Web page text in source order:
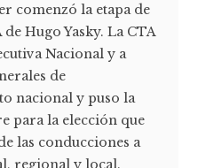
comenzó la etapa de
Hugo Yasky. La CTA
Nacional y a
de
nacional y puso la
para la elección que
las conducciones a
regional y local.